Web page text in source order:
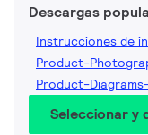
Descargas
Instrucciones de
Product-
Product-
Seleccionar y